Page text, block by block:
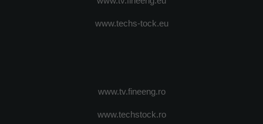
www.techs-tock.eu
www.tv.fineeng.ro
www.techstock.ro